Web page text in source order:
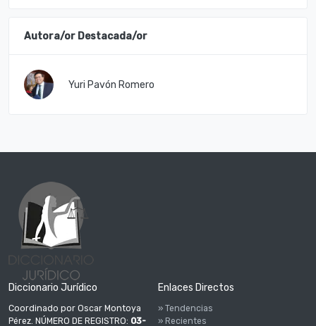
Autora/or Destacada/or
Yuri Pavón Romero
Diccionario Jurídico
Coordinado por Oscar Montoya
Pérez. NÚMERO DE REGISTRO: 03-
Enlaces Directos
» Tendencias
» Recientes